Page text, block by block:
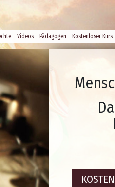
Videos Pädagogen Kostenloser Kurs